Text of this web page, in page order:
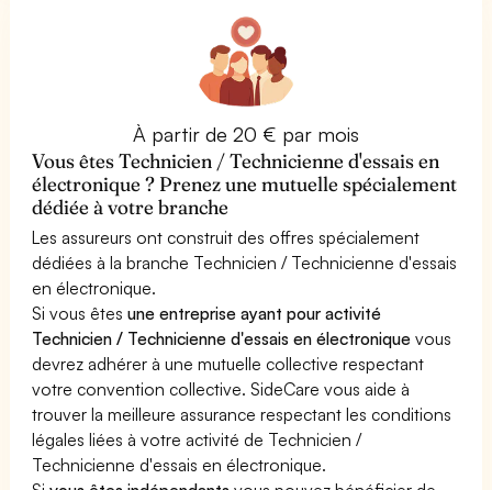
À partir de 20 € par mois
Vous êtes Technicien / Technicienne d'essais en
électronique ? Prenez une mutuelle spécialement
dédiée à votre branche
Les assureurs ont construit des offres spécialement
dédiées à la branche Technicien / Technicienne d'essais
en électronique.
Si vous êtesune entreprise ayant pour activité
Technicien / Technicienne d'essais en électronique vous
devrez adhérer à une mutuelle collective respectant
votre convention collective. SideCare vous aide à
trouver la meilleure assurance respectant les conditions
légales liées à votre activité de Technicien /
Technicienne d'essais en électronique.